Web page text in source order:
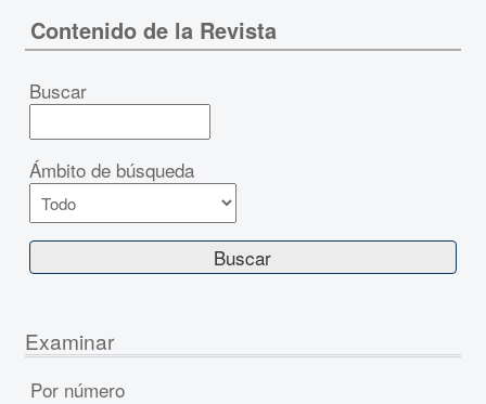
Contenido de la Revista
Buscar
Ámbito de búsqueda
Examinar
Por número